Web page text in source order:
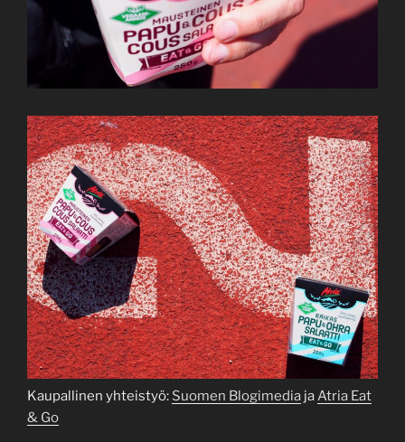
Kaupallinen yhteistyö: Suomen Blogimedia jaAtria Eat
& Go